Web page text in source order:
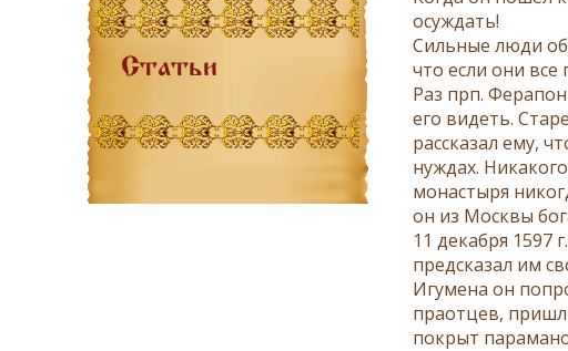
Статьи
осуждать!
Сильные люди
что если они
Раз прп.
его видеть.
рассказал ему,
нуждах.
монастыря
он из Москвы
11 декабря 1597
предсказал им
Игумена он
праотцев,
покрыт